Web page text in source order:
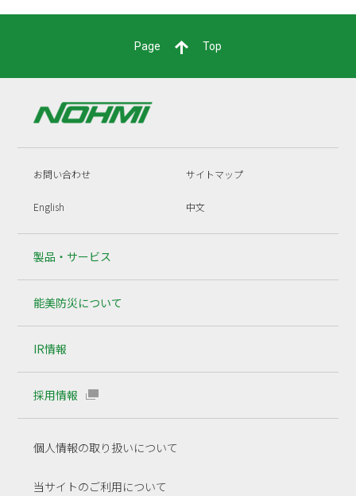
Page Top
お問い合わせ サイトマップ
English 中文
製品・サービス
能美防災について
IR情報
採用情報
個人情報の取り扱いについて
当サイトのご利用について